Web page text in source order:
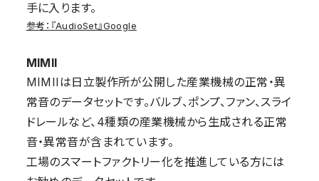
手に入ります。
参考：『AudioSet』Google
MIMII
MIMIIは日立製作所が公開した産業機械の正常・異
常音のデータセットです。バルブ、ポンプ、ファン、スライ
ドレールなど、4種類の産業機械から生成される正常
音・異常音が含まれています。
工場のスマートファクトリー化を推進している方には